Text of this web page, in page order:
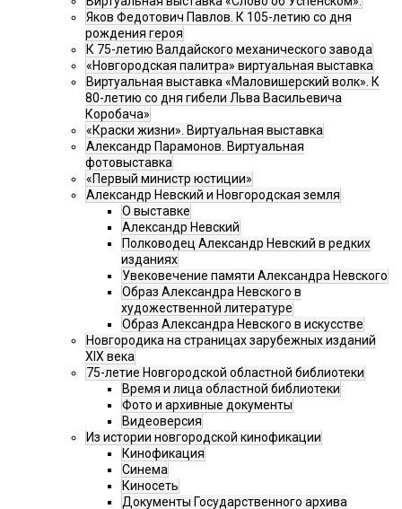
Яков Федотович Павлов. К 105-летию со дня
рождения героя
К 75-летию Валдайского механического завода
«Новгородская палитра» виртуальная выставка
Виртуальная выставка «Маловишерский волк». К
80-летию со дня гибели Льва Васильевича
Коробача»
«Краски жизни». Виртуальная выставка
Александр Парамонов. Виртуальная
фотовыставка
«Первый министр юстиции»
Александр Невский и Новгородская земля
О выставке
Александр Невский
Полководец Александр Невский в редких
изданиях
Увековечение памяти Александра Невского
Образ Александра Невского в
художественной литературе
Образ Александра Невского в искусстве
Новгородика на страницах зарубежных изданий
XIX века
75-летие Новгородской областной библиотеки
Время и лица областной библиотеки
Фото и архивные документы
Видеоверсия
Из истории новгородской кинофикации
Кинофикация
Синема
Киносеть
Документы Государственного архива